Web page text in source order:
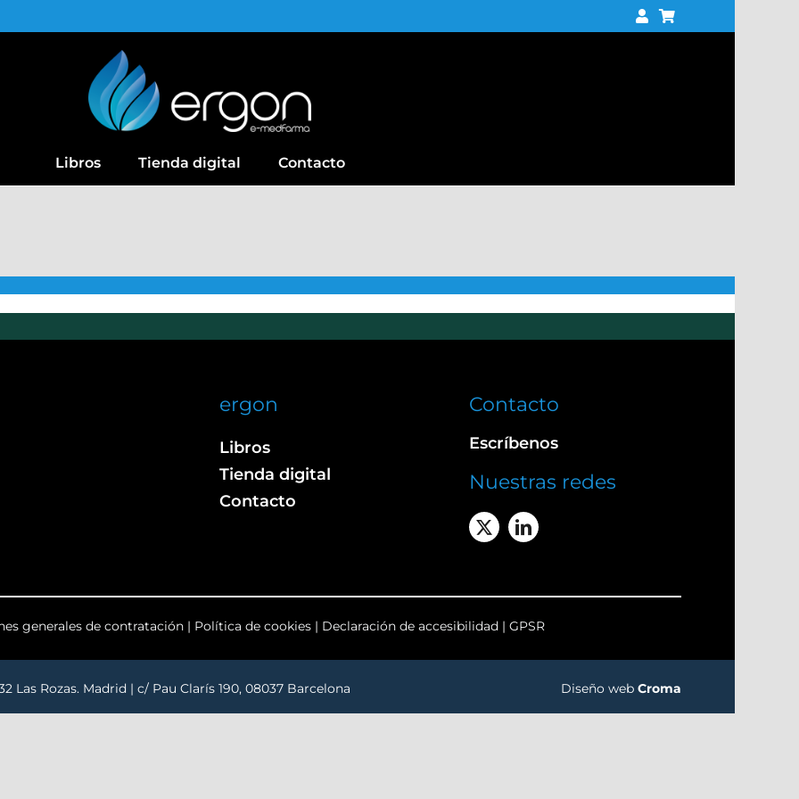
Libros Tienda digital Contacto
ergon
Libros
Tienda digital
Contacto
Contacto
Escríbenos
Nuestras redes
generales de contratación| Política de cookies| Declaración de accesibilidad| GPSR
Las Rozas. Madrid | c/ Pau Clarís 190, 08037 Barcelona Diseño webCroma